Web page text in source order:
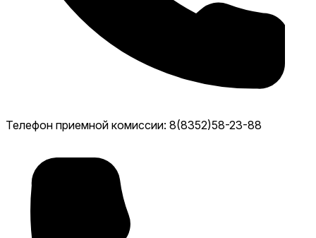
Телефон приемной комиссии: 8(8352)58-23-88